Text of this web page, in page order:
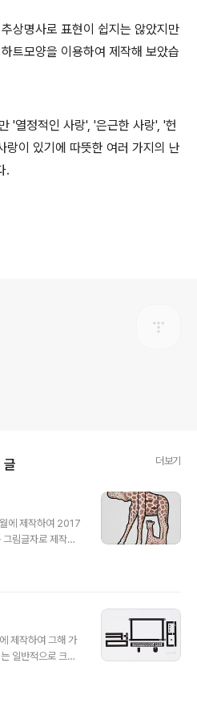
상명사로 표현이 쉽지는 않았지만
트모양을 이용하여 제작해 보았습
'열정적인 사랑', '은근한 사랑', '헌
랑이 있기에 따뜻한 여러 가지의 난
.
글 더보기
에 제작하여 2017
림글자로 제작하
다보면 'ㄱ'에서 수
끼를 사랑스럽게
표현할 수 있게 되
념이 아닌 유연한
제작하여 그해 가
일반적으로 크기,
는 책상에 놓고